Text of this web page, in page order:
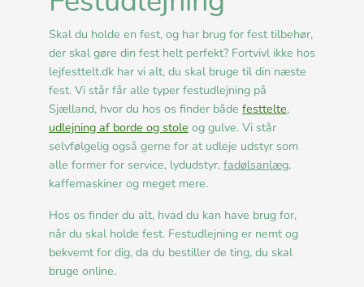
Skal du holde en fest, og har brug for fest tilbehør,
der skal gøre din fest helt perfekt? Fortvivl ikke hos
lejfesttelt.dk har vi alt, du skal bruge til din næste
fest. Vi står får alle typer festudlejning på
Sjælland, hvor du hos os finder både festtelte,
udlejning af borde og stole og gulve. Vi står
selvfølgelig også gerne for at udleje udstyr som
alle former for service, lydudstyr, fadølsanlæg,
kaffemaskiner og meget mere.
Hos os finder du alt, hvad du kan have brug for,
når du skal holde fest. Festudlejning er nemt og
bekvemt for dig, da du bestiller de ting, du skal
bruge online.